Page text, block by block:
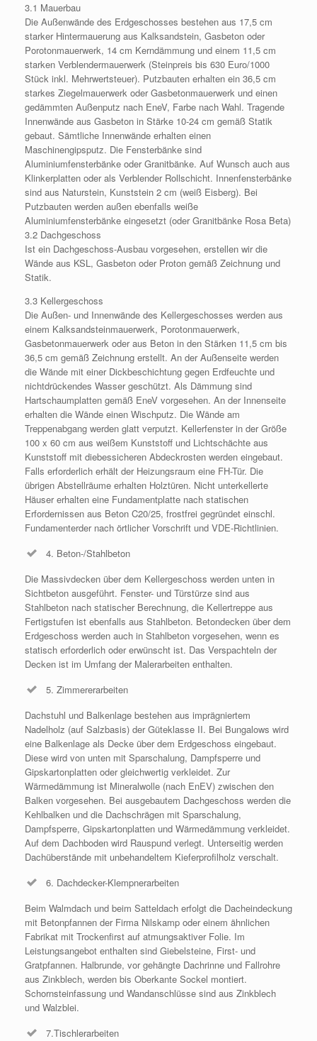
3.1 Mauerbau
Die Außenwände des Erdgeschosses bestehen aus 17,5 cm
starker Hintermauerung aus Kalksandstein, Gasbeton oder
Porotonmauerwerk, 14 cm Kerndämmung und einem 11,5 cm
starken Verblendermauerwerk (Steinpreis bis 630 Euro/1000
Stück inkl. Mehrwertsteuer). Putzbauten erhalten ein 36,5 cm
starkes Ziegelmauerwerk oder Gasbetonmauerwerk und einen
gedämmten Außenputz nach EneV, Farbe nach Wahl. Tragende
Innenwände aus Gasbeton in Stärke 10-24 cm gemäß Statik
gebaut. Sämtliche Innenwände erhalten einen
Maschinengipsputz. Die Fensterbänke sind
Aluminiumfensterbänke oder Granitbänke. Auf Wunsch auch aus
Klinkerplatten oder als Verblender Rollschicht. Innenfensterbänke
sind aus Naturstein, Kunststein 2 cm (weiß Eisberg). Bei
Putzbauten werden außen ebenfalls weiße
Aluminiumfensterbänke eingesetzt (oder Granitbänke Rosa Beta)
3.2 Dachgeschoss
Ist ein Dachgeschoss-Ausbau vorgesehen, erstellen wir die
Wände aus KSL, Gasbeton oder Proton gemäß Zeichnung und
Statik.
3.3 Kellergeschoss
Die Außen- und Innenwände des Kellergeschosses werden aus
einem Kalksandsteinmauerwerk, Porotonmauerwerk,
Gasbetonmauerwerk oder aus Beton in den Stärken 11,5 cm bis
36,5 cm gemäß Zeichnung erstellt. An der Außenseite werden
die Wände mit einer Dickbeschichtung gegen Erdfeuchte und
nichtdrückendes Wasser geschützt. Als Dämmung sind
Hartschaumplatten gemäß EneV vorgesehen. An der Innenseite
erhalten die Wände einen Wischputz. Die Wände am
Treppenabgang werden glatt verputzt. Kellerfenster in der Größe
100 x 60 cm aus weißem Kunststoff und Lichtschächte aus
Kunststoff mit diebessicheren Abdeckrosten werden eingebaut.
Falls erforderlich erhält der Heizungsraum eine FH-Tür. Die
übrigen Abstellräume erhalten Holztüren. Nicht unterkellerte
Häuser erhalten eine Fundamentplatte nach statischen
Erfordernissen aus Beton C20/25, frostfrei gegründet einschl.
Fundamenterder nach örtlicher Vorschrift und VDE-Richtlinien.
4. Beton-/Stahlbeton
Die Massivdecken über dem Kellergeschoss werden unten in
Sichtbeton ausgeführt. Fenster- und Türstürze sind aus
Stahlbeton nach statischer Berechnung, die Kellertreppe aus
Fertigstufen ist ebenfalls aus Stahlbeton. Betondecken über dem
Erdgeschoss werden auch in Stahlbeton vorgesehen, wenn es
statisch erforderlich oder erwünscht ist. Das Verspachteln der
Decken ist im Umfang der Malerarbeiten enthalten.
5. Zimmererarbeiten
Dachstuhl und Balkenlage bestehen aus imprägniertem
Nadelholz (auf Salzbasis) der Güteklasse II. Bei Bungalows wird
eine Balkenlage als Decke über dem Erdgeschoss eingebaut.
Diese wird von unten mit Sparschalung, Dampfsperre und
Gipskartonplatten oder gleichwertig verkleidet. Zur
Wärmedämmung ist Mineralwolle (nach EnEV) zwischen den
Balken vorgesehen. Bei ausgebautem Dachgeschoss werden die
Kehlbalken und die Dachschrägen mit Sparschalung,
Dampfsperre, Gipskartonplatten und Wärmedämmung verkleidet.
Auf dem Dachboden wird Rauspund verlegt. Unterseitig werden
Dachüberstände mit unbehandeltem Kieferprofilholz verschalt.
6. Dachdecker-Klempnerarbeiten
Beim Walmdach und beim Satteldach erfolgt die Dacheindeckung
mit Betonpfannen der Firma Nilskamp oder einem ähnlichen
Fabrikat mit Trockenfirst auf atmungsaktiver Folie. Im
Leistungsangebot enthalten sind Giebelsteine, First- und
Gratpfannen. Halbrunde, vor gehängte Dachrinne und Fallrohre
aus Zinkblech, werden bis Oberkante Sockel montiert.
Schornsteinfassung und Wandanschlüsse sind aus Zinkblech
und Walzblei.
7.Tischlerarbeiten